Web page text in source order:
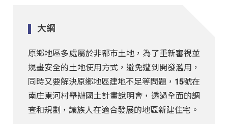
大綱
原鄉地區多處屬於非都市土地，為了重新審視並
規畫安全的土地使用方式，避免遭到開發濫用，
同時又要解決原鄉地區建地不足等問題，15號在
南庄東河村舉辦國土計畫說明會，透過全面的調
查和規劃，讓族人在適合發展的地區新建住宅。